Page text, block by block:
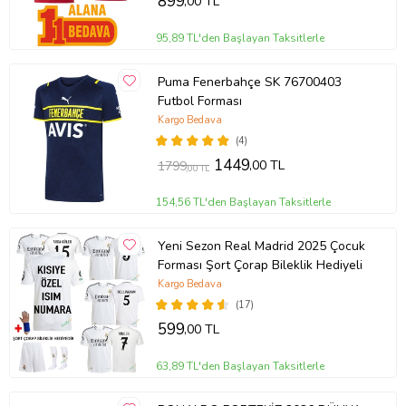
95,89 TL'den Başlayan Taksitlerle
Puma Fenerbahçe SK 76700403
Futbol Forması
(4)
Kargo Bedava
1799,00 TL 1449,00 TL
154,56 TL'den Başlayan Taksitlerle
Yeni Sezon Real Madrid 2025 Çocuk
Forması Şort Çorap Bileklik Hediyeli
(17)
Kargo Bedava
599,00 TL
63,89 TL'den Başlayan Taksitlerle